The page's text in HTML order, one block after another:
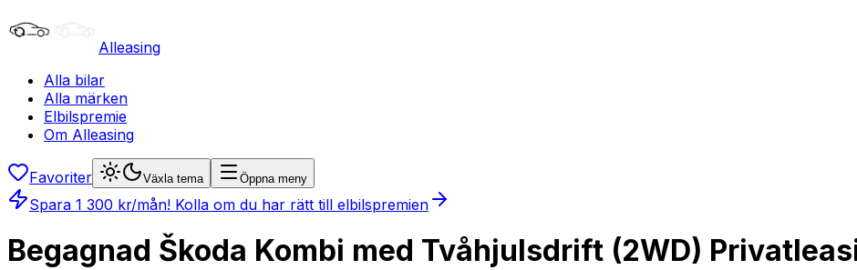
Alleasing
Alla bilar
Alla märken
Elbilspremie
Om Alleasing
Favoriter Växla tema Öppna meny
Spara 1 300 kr/mån! Kolla om du har rätt till elbilspremien
Begagnad Škoda Kombi med Tvåhjulsdrift (2WD)